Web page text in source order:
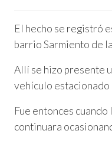
El hecho se registró
barrio Sarmiento de
Allí se hizo presente
vehículo estacionado
Fue entonces
continuara